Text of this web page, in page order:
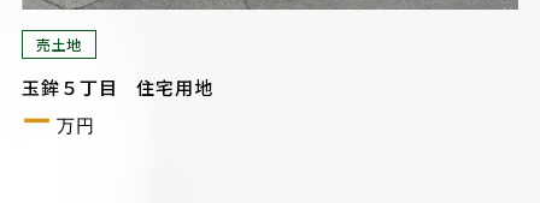
売土地
玉鉾５丁目 住宅用地
ー 万円